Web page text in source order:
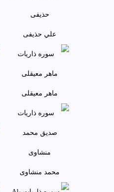
علي حذيفی
ماهر معيقلی
محمد منشاوی